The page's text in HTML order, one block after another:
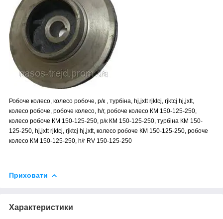
Робоче колесо, колесо робоче, р/к , турбіна, hj,jxtt rjktcj, rjktcj hj,jxtt,
колесо робоче, робоче колесо, h/r, робоче колесо КМ 150-125-250,
колесо робоче КМ 150-125-250, р/к КМ 150-125-250, турбіна КМ 150-
125-250, hj,jxtt rjktcj, rjktcj hj,jxtt, колесо робоче КМ 150-125-250, робоче
колесо КМ 150-125-250, h/r RV 150-125-250
Приховати
Характеристики